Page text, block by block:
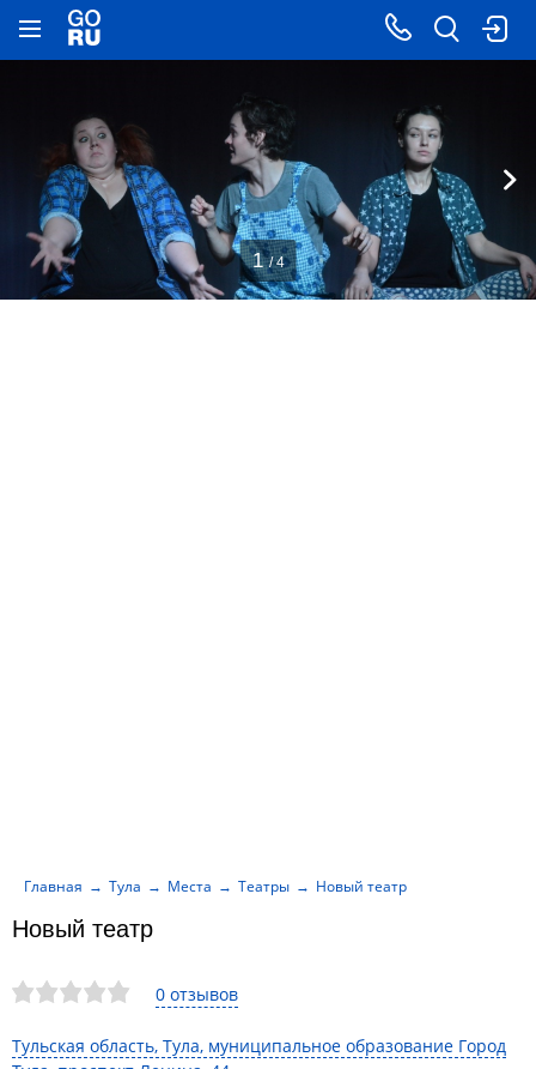
0 отзывов
Тульская область, Тула, муниципальное образование Город
Новый театр
Главная Тула Места Театры Новый театр
1 / 4